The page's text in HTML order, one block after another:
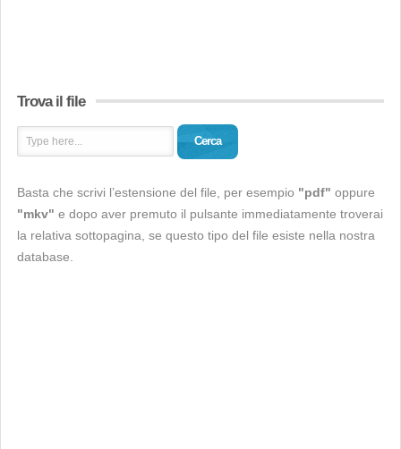
Trova il file
Cerca
Basta che scrivi l’estensione del file, per esempio "pdf" oppure
"mkv" e dopo aver premuto il pulsante immediatamente troverai
la relativa sottopagina, se questo tipo del file esiste nella nostra
database.